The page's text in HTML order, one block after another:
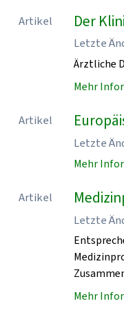
Artikel Der
Letzte
Ärztliche
Mehr
Artikel
Letzte
Mehr
Artikel
Letzte
Mehr